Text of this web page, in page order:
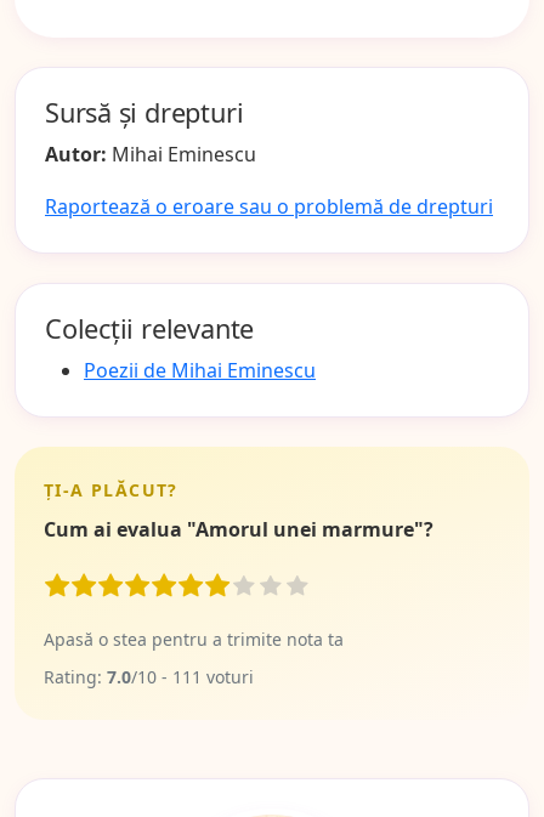
Sursă și drepturi
Autor: Mihai Eminescu
Raportează o eroare sau o problemă de drepturi
Colecții relevante
Poezii de Mihai Eminescu
ȚI-A PLĂCUT?
Cum ai evalua "Amorul unei marmure"?
Apasă o stea pentru a trimite nota ta
Rating: 7.0/10 - 111 voturi